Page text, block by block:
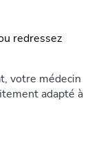
redressez
votre médecin
adapté à